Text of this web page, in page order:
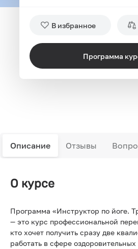
В избранное
Программа
Описание Отзывы
О курсе
Программа «Инструктор по йоге.
— это курс профессиональной
кто хочет получить сразу две
работать в сфере